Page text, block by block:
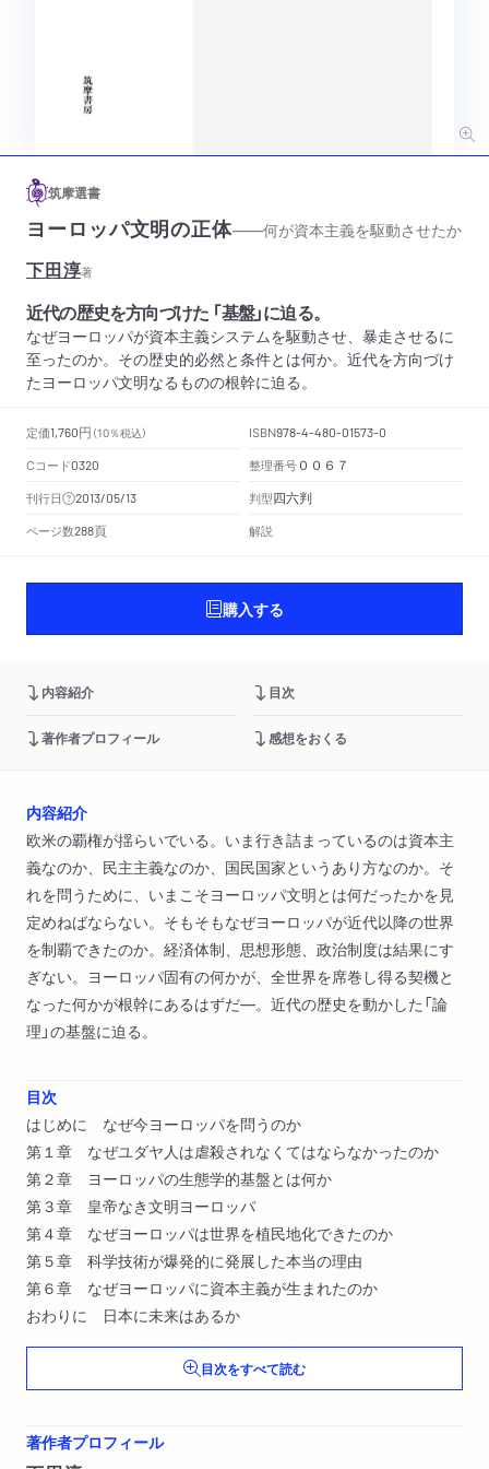
筑摩選書
ヨーロッパ文明の正体——何が資本主義を駆動させたか
下田淳著
近代の歴史を方向づけた 「基盤」に迫る。
なぜヨーロッパが資本主義システムを駆動させ、暴走させるに
至ったのか。その歴史的必然と条件とは何か。近代を方向づけ
たヨーロッパ文明なるものの根幹に迫る。
定価1,760円 （10％税込） ISBN978-4-480-01573-0
Cコード0320 整理番号 ００６７
刊行日 2013/05/13 判型四六判
ページ数288頁 解説
購入する
内容紹介 目次
著作者プロフィール 感想をおくる
内容紹介
欧米の覇権が揺らいでいる。いま行き詰まっているのは資本主
義なのか、民主主義なのか、国民国家というあり方なのか。そ
れを問うために、いまこそヨーロッパ文明とは何だったかを見
定めねばならない。そもそもなぜヨーロッパが近代以降の世界
を制覇できたのか。経済体制、思想形態、政治制度は結果にす
ぎない。ヨーロッパ固有の何かが、全世界を席巻し得る契機と
なった何かが根幹にあるはずだ―。近代の歴史を動かした「論
理」の基盤に迫る。
目次
はじめに なぜ今ヨーロッパを問うのか
第１章 なぜユダヤ人は虐殺されなくてはならなかったのか
第２章 ヨーロッパの生態学的基盤とは何か
第３章 皇帝なき文明ヨーロッパ
第４章 なぜヨーロッパは世界を植民地化できたのか
第５章 科学技術が爆発的に発展した本当の理由
第６章 なぜヨーロッパに資本主義が生まれたのか
おわりに 日本に未来はあるか
目次をすべて読む
著作者プロフィール